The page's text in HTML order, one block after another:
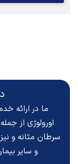
ما در ارائه
اورولوژی از
سرطان مثانه و
و سایر